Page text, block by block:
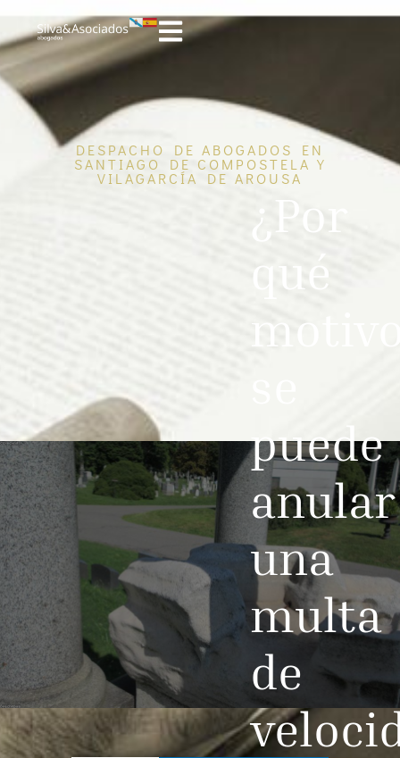
DESPACHO DE ABOGADOS EN
SANTIAGO DE COMPOSTELA Y
VILAGARCÍA DE AROUSA
¿Por
qué
puede
anular
una
multa
de